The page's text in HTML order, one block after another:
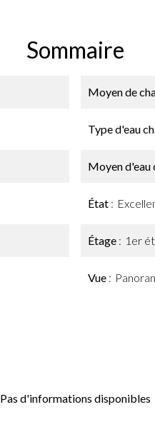
Sommaire
Moyen de
Type d'eau
Moyen d'eau
État
Étage 1er
Vue
Pas d'informations disponibles